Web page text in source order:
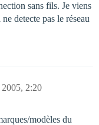
sans fils. Je viens
detecte pas le réseau
2005, 2:20
modèles du